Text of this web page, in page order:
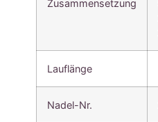
Zusammensetzung
Lauflänge
Nadel-Nr.